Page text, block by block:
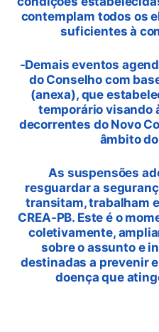
contemplam todos os
suficientes à
-Demais eventos
do Conselho com
(anexa), que
temporário visando
decorrentes do Novo
âmbito do
As suspensões
resguardar a
transitam, trabalham
CREA-PB. Este é o
coletivamente,
sobre o assunto e
destinadas a prevenir
doença que